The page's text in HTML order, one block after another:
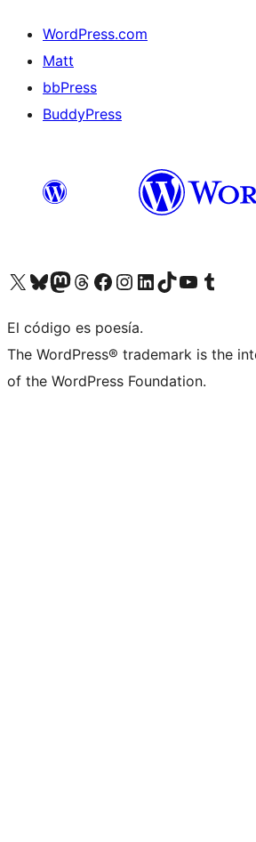
WordPress.com
Matt
bbPress
BuddyPress
Visit our X (formerly Twitter) account
Visit our Bluesky account
Visita nuestra cuenta de Twitter
Visit our Threads account
Visita nuestra página de Facebook
Visite nuestra cuenta de Instagram
Visit our LinkedIn account
Visit our TikTok account
Visit our YouTube channel
Visit our Tumblr
El código es poesía.
The WordPress® trademark is the
of the WordPress Foundation.